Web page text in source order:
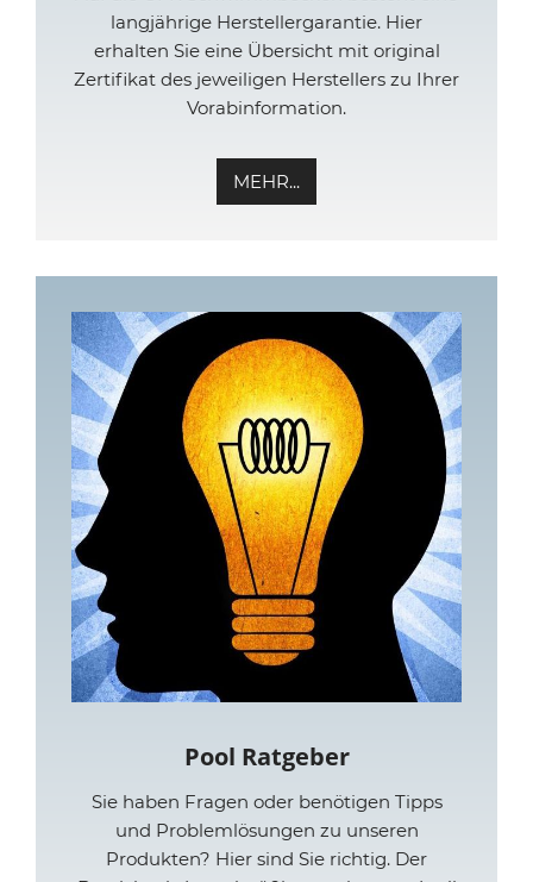
langjährige Herstellergarantie. Hier
erhalten Sie eine Übersicht mit original
Zertifikat des jeweiligen Herstellers zu Ihrer
Vorabinformation.
MEHR...
Pool Ratgeber
Sie haben Fragen oder benötigen Tipps
und Problemlösungen zu unseren
Produkten? Hier sind Sie richtig. Der